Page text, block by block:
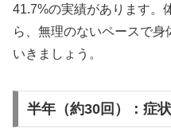
41.7%の実績があります。
ら、無理のないペースで
いきましょう。
半年（約30回）：症